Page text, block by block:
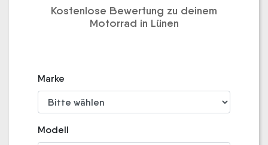
Kostenlose Bewertung zu deinem
Motorrad in Lünen
Marke
Modell